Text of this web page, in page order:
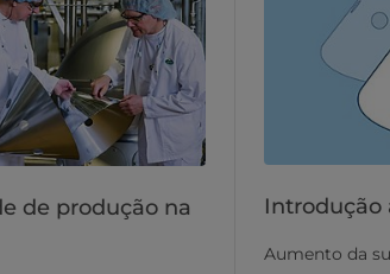
de produção na
Introdução
Aumento da